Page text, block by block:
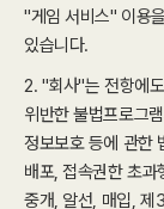
"게임 서비스" 이용
있습니다.
2. "회사"는 전항에
위반한 불법프로그
정보보호 등에 관한
배포, 접속권한 초과
중개, 알선, 매입, 제